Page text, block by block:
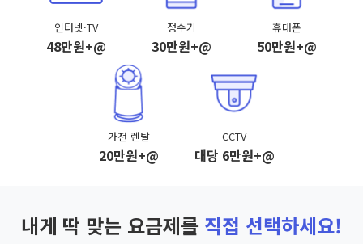
인터넷·TV
48만원+@
정수기
30만원+@
휴대폰
50만원+@
가전 렌탈
20만원+@
CCTV
대당 6만원+@
내게 딱 맞는 요금제를 직접 선택하세요!